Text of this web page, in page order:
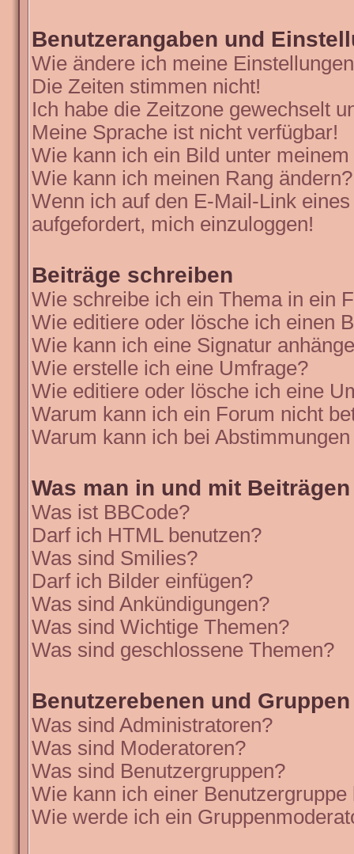
Benutzerangaben und
Wie ändere ich meine
Die Zeiten stimmen nicht!
Ich habe die Zeitzone gewechselt
Meine Sprache ist nicht verfügbar!
Wie kann ich ein Bild unter
Wie kann ich meinen Rang ändern?
Wenn ich auf den E-Mail-Link
aufgefordert, mich einzuloggen!
Beiträge schreiben
Wie schreibe ich ein Thema in ein
Wie editiere oder lösche ich einen
Wie kann ich eine Signatur
Wie erstelle ich eine Umfrage?
Wie editiere oder lösche ich eine
Warum kann ich ein Forum nicht
Warum kann ich bei
Was man in und mit
Was ist BBCode?
Darf ich HTML benutzen?
Was sind Smilies?
Darf ich Bilder einfügen?
Was sind Ankündigungen?
Was sind Wichtige Themen?
Was sind geschlossene Themen?
Benutzerebenen und Gruppen
Was sind Administratoren?
Was sind Moderatoren?
Was sind Benutzergruppen?
Wie kann ich einer Benutzergruppe
Wie werde ich ein